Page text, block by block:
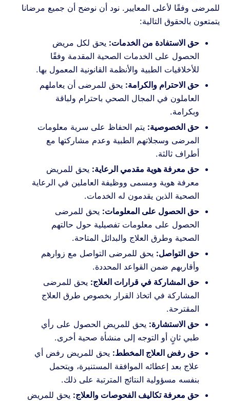
للمرضى وفقًا لأعلى المعايير. نود أن نوضح أن جميع مرضانا
يتمتعون بالحقوق التالية:
حق الاستفادة من الخدمات: يحق لكل مريض
الحصول على الخدمات الصحية المقدمة وفقًا
للأخلاقيات الطبية والأنظمة القانونية المعمول بها.
حق الاحترام والكرامة: يحق للمرضى أن يعاملهم
العاملون في المجال الصحي باحترام ولباقة
وبكرامة.
حق الخصوصية: يتم الحفاظ على سرية معلومات
المرضى وسجلاتهم الطبية وعدم مشاركتها مع
أطراف ثالثة.
حق معرفة هوية مقدمي الرعاية: يحق للمريض
معرفة هوية ومسمى ووظيفة العاملين في الرعاية
الصحية الذين يقدمون له الخدمات.
حق الحصول على المعلومات: يحق للمرضى
الحصول على معلومات تفصيلية حول حالتهم
الصحية وطرق العلاج والبدائل المتاحة.
حق التواصل: يحق للمرضى التواصل مع زوارهم
وأقاربهم ضمن القواعد المحددة.
حق المشاركة في قرارات العلاج: يحق للمرضى
المشاركة في اتخاذ القرار بخصوص طرق العلاج
المقترحة.
حق الاستشارة: يحق للمريض الحصول على رأي
طبي ثانٍ أو التوجه إلى منشأة صحية أخرى.
حق رفض العلاج المخطط: يحق للمريض رفض أي
علاج بعد إعطائه الموافقة المستنيرة، ويتحمل
بنفسه مسؤولية النتائج المترتبة على ذلك.
حق معرفة تكاليف الفحوصات والعلاج: يحق للمريض